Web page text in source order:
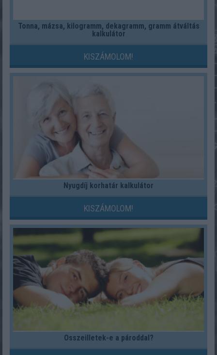
Tonna, mázsa, kilogramm, dekagramm, gramm átváltás
kalkulátor
KISZÁMOLOM!
Nyugdíj korhatár kalkulátor
KISZÁMOLOM!
Összeilletek-e a pároddal?